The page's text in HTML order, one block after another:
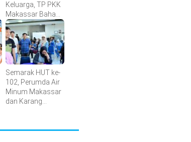
Keluarga, TP PKK
Makassar Bahas
Peran Muslimah
dan Pendidikan
Karakter
Semarak HUT ke-
102, Perumda Air
Minum Makassar
dan Karang